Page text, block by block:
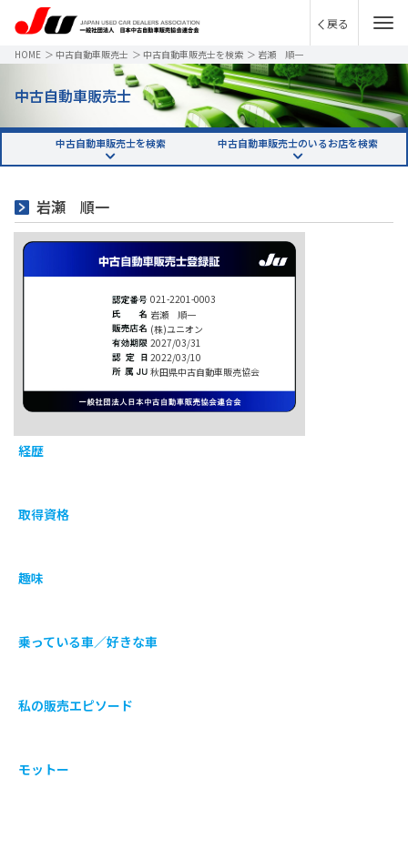
戻る
HOME ＞ 中古自動車販売士 ＞ 中古自動車販売士を検索 ＞ 岩瀬 順一
中古自動車販売士
中古自動車販売士を検索 中古自動車販売士のいるお店を検索
岩瀬 順一
021-2201-0003
岩瀬 順一
(株)ユニオン
2027/03/31
2022/03/10
秋田県中古自動車販売協会
経歴
取得資格
趣味
乗っている車／好きな車
私の販売エピソード
モットー